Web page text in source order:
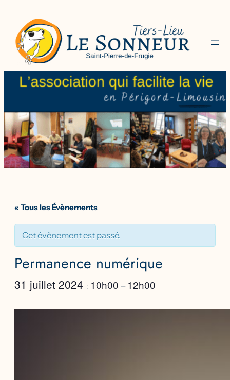
« Tous les Évènements
Cet évènement est passé.
Permanence numérique
31 juillet 2024 : 10h00 – 12h00